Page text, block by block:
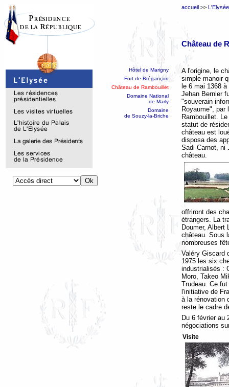
Hôtel de Marigny
Fort de Brégançon
Château de Rambouillet
Domaine National
de Marly
Domaine
de Souzy-la-Briche
accueil >> L'Elysée
Château de
A l'origine, le
simple manoir
le 6 mai 1368
Jehan Bernier
"souverain
Royaume", par
Rambouillet.
statut de
château est
disposa des
Sadi Carnot, ni
château.
offriront des
étrangers. La
Doumer, Albert
château. Sous
nombreuses
Valéry Giscard
1975 les six
industrialisés :
Moro, Takeo
Trudeau. Ce
l'initiative de
à la rénovation
reste le cadre
Du 6 février au
négociations
Visite